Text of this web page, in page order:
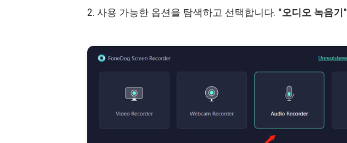
2. 사용 가능한 옵션을 탐색하고 선택합니다. "오디오 녹음기"